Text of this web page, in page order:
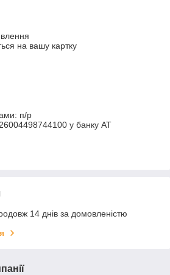
на вашу картку
п/р
у банку АТ
14 днів за домовленістю